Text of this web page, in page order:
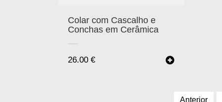
Colar com Cascalho e
Conchas em Cerâmica
26.00 €
Anterior